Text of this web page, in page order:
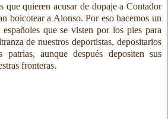
que quieren acusar de dopaje a Contador
boicotear a Alonso. Por eso hacemos un
que se visten por los pies para
de nuestros deportistas, depositarios
patrias, aunque después depositen sus
fronteras.